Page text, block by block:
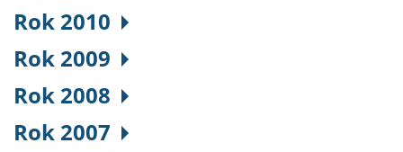
Rok 2010
Rok 2009
Rok 2008
Rok 2007